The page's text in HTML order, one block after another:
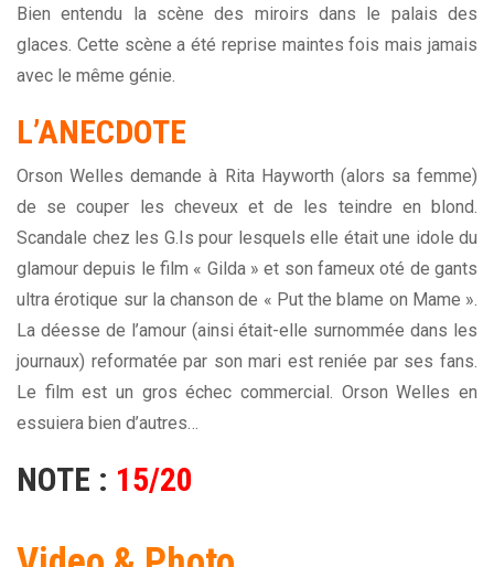
Bien entendu la scène des miroirs dans le palais des
glaces. Cette scène a été reprise maintes fois mais jamais
avec le même génie.
L’ANECDOTE
Orson Welles demande à Rita Hayworth (alors sa femme)
de se couper les cheveux et de les teindre en blond.
Scandale chez les G.Is pour lesquels elle était une idole du
glamour depuis le film « Gilda » et son fameux oté de gants
ultra érotique sur la chanson de « Put the blame on Mame ».
La déesse de l’amour (ainsi était-elle surnommée dans les
journaux) reformatée par son mari est reniée par ses fans.
Le film est un gros échec commercial. Orson Welles en
essuiera bien d’autres…
NOTE : 15/20